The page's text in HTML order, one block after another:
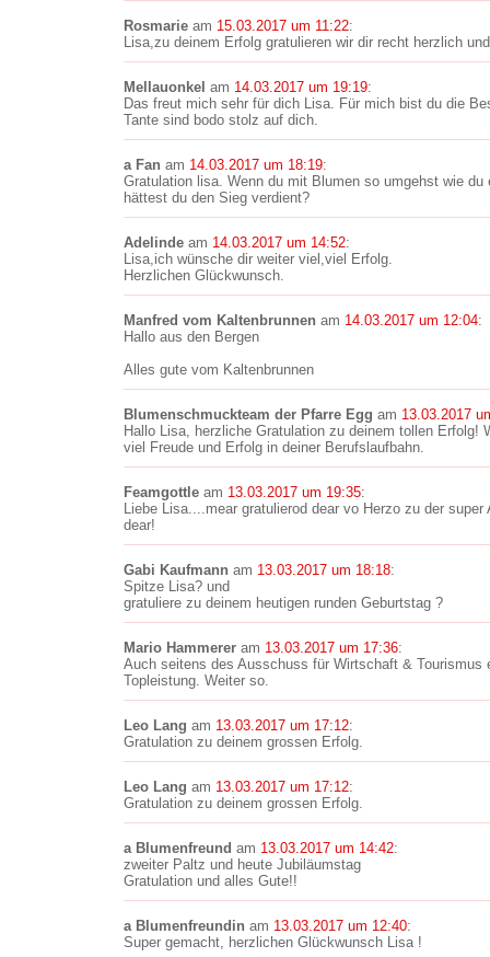
Rosmarie am 15.03.2017 um 11:22:
Lisa,zu deinem Erfolg gratulieren wir dir recht herzlich
Mellauonkel am 14.03.2017 um 19:19:
Das freut mich sehr für dich Lisa. Für mich bist du die
Tante sind bodo stolz auf dich.
a Fan am 14.03.2017 um 18:19:
Gratulation lisa. Wenn du mit Blumen so umgehst wie
hättest du den Sieg verdient?
Adelinde am 14.03.2017 um 14:52:
Lisa,ich wünsche dir weiter viel,viel Erfolg.
Herzlichen Glückwunsch.
Manfred vom Kaltenbrunnen am 14.03.2017 um 12:04:
Hallo aus den Bergen
Alles gute vom Kaltenbrunnen
Blumenschmuckteam der Pfarre Egg am 13.03.2017
Hallo Lisa, herzliche Gratulation zu deinem tollen Erfolg!
viel Freude und Erfolg in deiner Berufslaufbahn.
Feamgottle am 13.03.2017 um 19:35:
Liebe Lisa....mear gratulierod dear vo Herzo zu der
dear!
Gabi Kaufmann am 13.03.2017 um 18:18:
Spitze Lisa? und
gratuliere zu deinem heutigen runden Geburtstag ?
Mario Hammerer am 13.03.2017 um 17:36:
Auch seitens des Ausschuss für Wirtschaft & Tourismus
Topleistung. Weiter so.
Leo Lang am 13.03.2017 um 17:12:
Gratulation zu deinem grossen Erfolg.
Leo Lang am 13.03.2017 um 17:12:
Gratulation zu deinem grossen Erfolg.
a Blumenfreund am 13.03.2017 um 14:42:
zweiter Paltz und heute Jubiläumstag
Gratulation und alles Gute!!
a Blumenfreundin am 13.03.2017 um 12:40:
Super gemacht, herzlichen Glückwunsch Lisa !